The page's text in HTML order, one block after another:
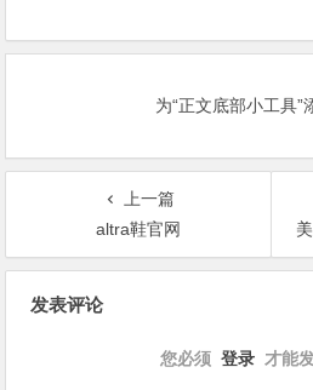
为“正文底部小工具”
上一篇
altra鞋官网
美
发表评论
您必须 登录 才能